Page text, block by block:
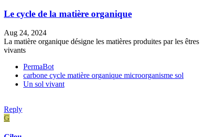
Le cycle de la matière organique
Aug 24, 2024
La matière organique désigne les matières produites par les êtres
vivants
PermaBot
carbone cycle matière organique microorganisme sol
Un sol vivant
Reply
G